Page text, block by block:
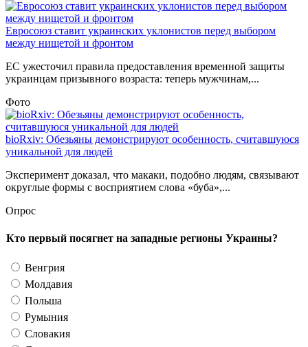
Евросоюз ставит украинских уклонистов перед выбором
между нищетой и фронтом
ЕС ужесточил правила предоставления временной защиты
украинцам призывного возраста: теперь мужчинам,...
Фото
bioRxiv: Обезьяны демонстрируют особенность, считавшуюся
уникальной для людей
Эксперимент доказал, что макаки, подобно людям, связывают
округлые формы с восприятием слова «буба»,...
Опрос
Кто первый посягнет на западные регионы Украины?
Венгрия
Молдавия
Польша
Румыния
Словакия